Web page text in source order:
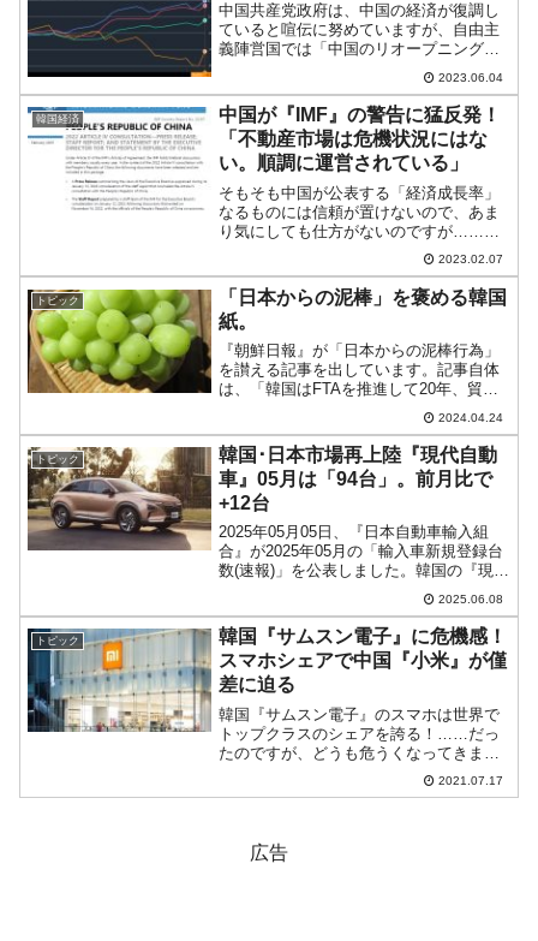
中国共産党政府は、中国の経済が復調し
ていると喧伝に努めていますが、自由主
義陣営国では「中国のリオープニング期
待」が後退しています。「好調」としか
いわない中国当局の発表を信じるわけに
はいかないのが現状で、本当に中国経済
は復調しているのか、メデ...
2023.06.04
韓国経済
中国が『IMF』の警告に猛反発！
「不動産市場は危機状況にはな
い。順調に運営されている」
そもそも中国が公表する「経済成長率」
なるものには信頼が置けないので、あま
り気にしても仕方がないのですが……と
いう話です。先にご紹介したとおり、韓
国メディアでは「ピークチャイナ」とい
う言葉が登場するようになっています。
「中国の経済成長はすでに...
2023.02.07
トピック
「日本からの泥棒」を褒める韓国
紙。
『朝鮮日報』が「日本からの泥棒行為」
を讃える記事を出しています。記事自体
は、「韓国はFTAを推進して20年、貿易
額が日本のすぐ近くに迫っている」とい
う内容で、この主張自体もばかな話なの
ですが、日本からパクって危機を脱した
という部分があります...
2024.04.24
トピック
韓国･日本市場再上陸『現代自動
車』05月は「94台」。前月比で
+12台
2025年05月05日、『日本自動車輸入組
合』が2025年05月の「輸入車新規登録台
数(速報)」を公表しました。韓国の『現代
自動車』と中国の電気自動車メーカー
『BYD』の結果を見てみましょう。まず
『現代自動車』。↑黄色のセルが『現代自
動車』...
2025.06.08
トピック
韓国『サムスン電子』に危機感！
スマホシェアで中国『小米』が僅
差に迫る
韓国『サムスン電子』のスマホは世界で
トップクラスのシェアを誇る！……だっ
たのですが、どうも危うくなってきまし
た。韓国『LG電子』がスマホから撤退し
ましたので、グローバルスマートフォン
2021.07.17
広告